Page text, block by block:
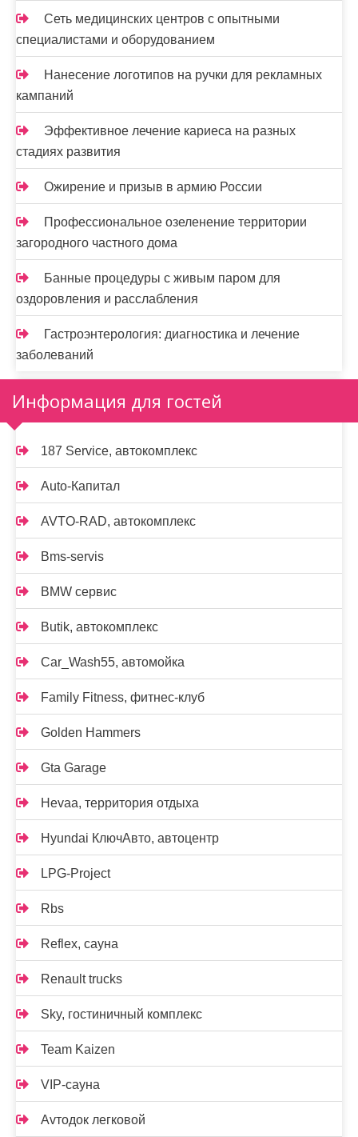
Сеть медицинских центров с опытными
специалистами и оборудованием
Нанесение логотипов на ручки для рекламных
кампаний
Эффективное лечение кариеса на разных
стадиях развития
Ожирение и призыв в армию России
Профессиональное озеленение территории
загородного частного дома
Банные процедуры с живым паром для
оздоровления и расслабления
Гастроэнтерология: диагностика и лечение
заболеваний
Информация для гостей
187 Service, автокомплекс
Auto-Капитал
AVTO-RAD, автокомплекс
Bms-servis
BMW сервис
Butik, автокомплекс
Car_Wash55, автомойка
Family Fitness, фитнес-клуб
Golden Hammers
Gta Garage
Hevaa, территория отдыха
Hyundai КлючАвто, автоцентр
LPG-Project
Rbs
Reflex, сауна
Renault trucks
Sky, гостиничный комплекс
Team Kaizen
VIP-сауна
Аvтодок легковой